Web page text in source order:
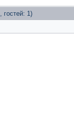
гостей: 1)